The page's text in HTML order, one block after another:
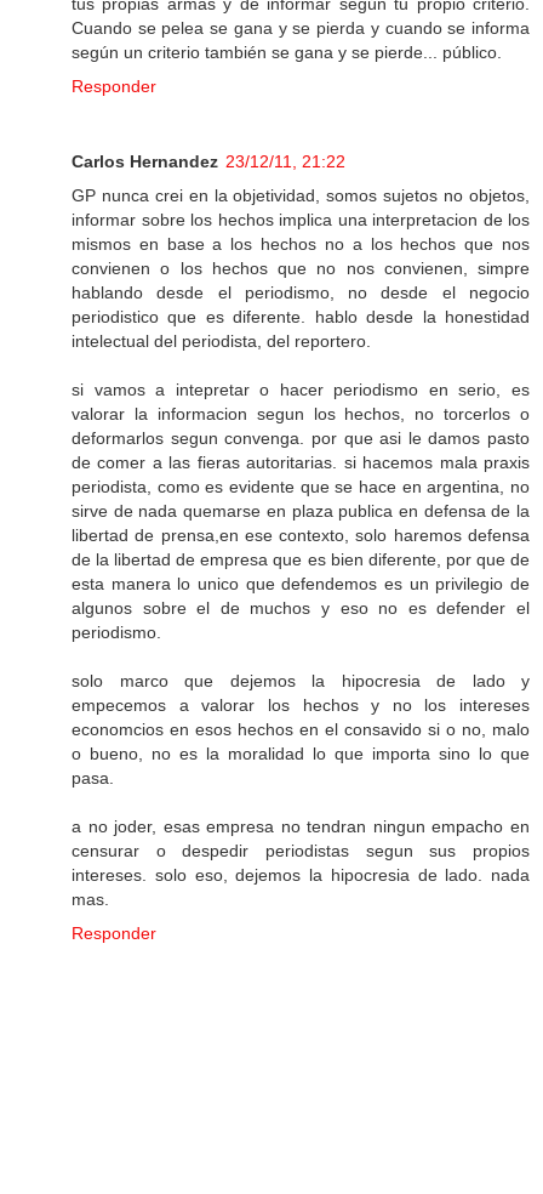
tus propias armas y de informar según tu propio criterio.
Cuando se pelea se gana y se pierda y cuando se informa
según un criterio también se gana y se pierde... público.
Responder
Carlos Hernandez 23/12/11, 21:22
GP nunca crei en la objetividad, somos sujetos no objetos,
informar sobre los hechos implica una interpretacion de los
mismos en base a los hechos no a los hechos que nos
convienen o los hechos que no nos convienen, simpre
hablando desde el periodismo, no desde el negocio
periodistico que es diferente. hablo desde la honestidad
intelectual del periodista, del reportero.
si vamos a intepretar o hacer periodismo en serio, es
valorar la informacion segun los hechos, no torcerlos o
deformarlos segun convenga. por que asi le damos pasto
de comer a las fieras autoritarias. si hacemos mala praxis
periodista, como es evidente que se hace en argentina, no
sirve de nada quemarse en plaza publica en defensa de la
libertad de prensa,en ese contexto, solo haremos defensa
de la libertad de empresa que es bien diferente, por que de
esta manera lo unico que defendemos es un privilegio de
algunos sobre el de muchos y eso no es defender el
periodismo.
solo marco que dejemos la hipocresia de lado y
empecemos a valorar los hechos y no los intereses
economcios en esos hechos en el consavido si o no, malo
o bueno, no es la moralidad lo que importa sino lo que
pasa.
a no joder, esas empresa no tendran ningun empacho en
censurar o despedir periodistas segun sus propios
intereses. solo eso, dejemos la hipocresia de lado. nada
mas.
Responder